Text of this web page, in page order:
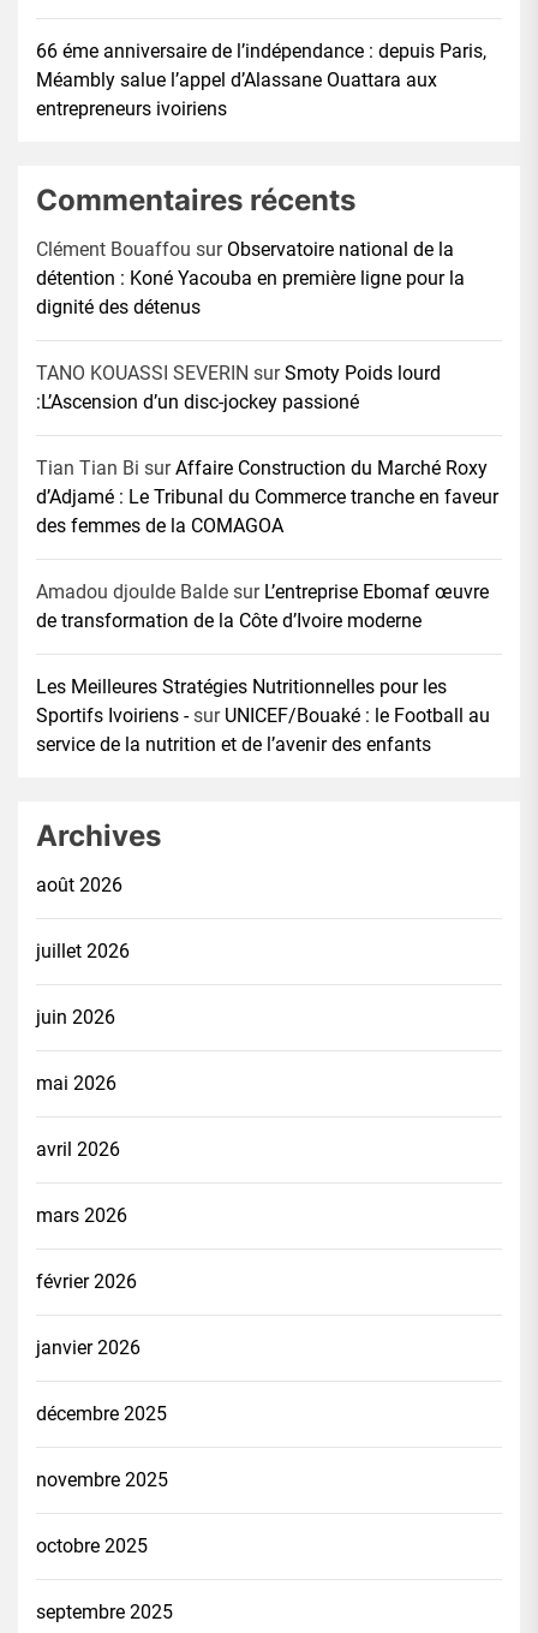
66 éme anniversaire de l’indépendance : depuis Paris,
Méambly salue l’appel d’Alassane Ouattara aux
entrepreneurs ivoiriens
Commentaires récents
Clément Bouaffou sur Observatoire national de la
détention : Koné Yacouba en première ligne pour la
dignité des détenus
TANO KOUASSI SEVERIN surSmoty Poids lourd
:L’Ascension d’un disc-jockey passioné
Tian Tian Bi surAffaire Construction du Marché Roxy
d’Adjamé : Le Tribunal du Commerce tranche en faveur
des femmes de la COMAGOA
Amadou djoulde Balde sur L’entreprise Ebomaf œuvre
de transformation de la Côte d’Ivoire moderne
Les Meilleures Stratégies Nutritionnelles pour les
Sportifs Ivoiriens -sur UNICEF/Bouaké : le Football au
service de la nutrition et de l’avenir des enfants
Archives
août 2026
juillet 2026
juin 2026
mai 2026
avril 2026
mars 2026
février 2026
janvier 2026
décembre 2025
novembre 2025
octobre 2025
septembre 2025